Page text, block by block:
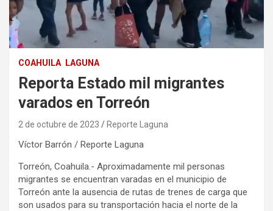
COAHUILA LAGUNA
Reporta Estado mil migrantes
varados en Torreón
2 de octubre de 2023 Reporte Laguna
Víctor Barrón / Reporte Laguna
Torreón, Coahuila.- Aproximadamente mil personas
migrantes se encuentran varadas en el municipio de
Torreón ante la ausencia de rutas de trenes de carga que
son usados para su transportación hacia el norte de la